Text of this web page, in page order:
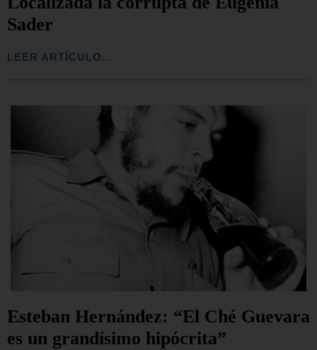
Sader
LEER ARTÍCULO...
Esteban Hernández: “El Ché Guevara
es un grandísimo hipócrita”